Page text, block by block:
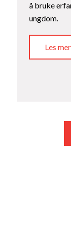
å bruke
ungdom.
Les mer